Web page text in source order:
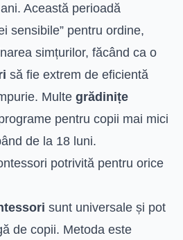
Această perioadă
sensibile” pentru ordine,
simțurilor, făcând ca o
să fie extrem de eficientă
Multe grădinițe
pentru copii mai mici
de la 18 luni.
potrivită pentru orice
sunt universale și pot
de copii. Metoda este